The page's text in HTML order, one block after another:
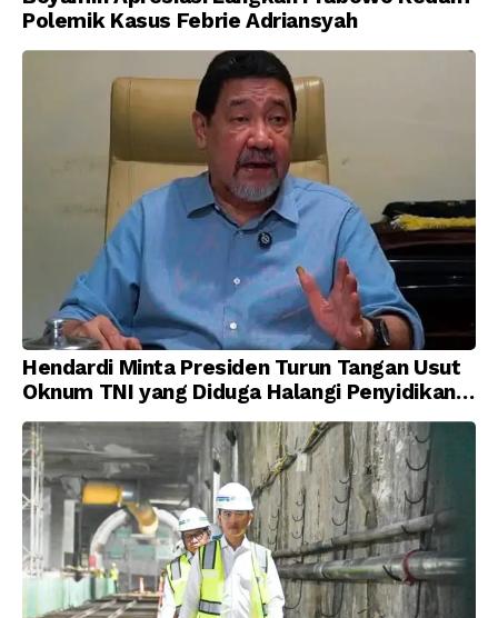
Polemik Kasus Febrie Adriansyah
Hendardi Minta Presiden Turun Tangan Usut
Oknum TNI yang Diduga Halangi Penyidikan
Korupsi